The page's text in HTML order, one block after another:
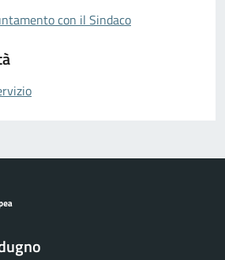
con il Sindaco